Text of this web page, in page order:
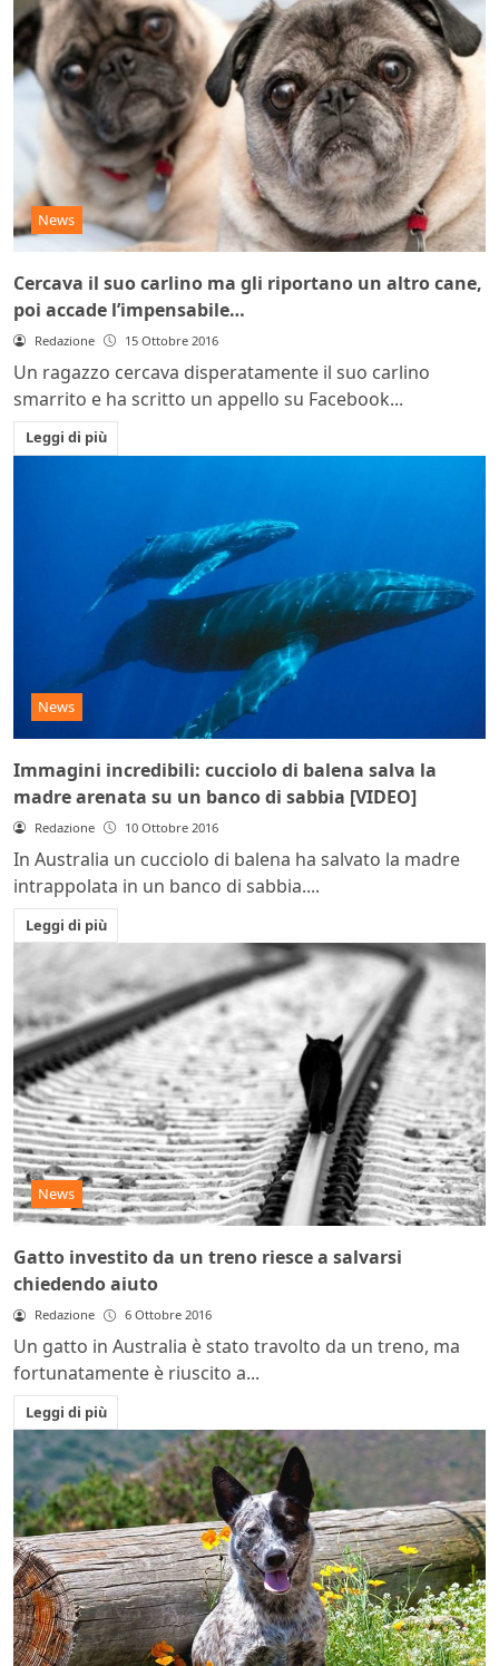
News
Cercava il suo carlino ma gli riportano un altro cane,
poi accade l’impensabile…
Redazione 15 Ottobre 2016
Un ragazzo cercava disperatamente il suo carlino
smarrito e ha scritto un appello su Facebook...
Leggi di più
News
Immagini incredibili: cucciolo di balena salva la
madre arenata su un banco di sabbia [VIDEO]
Redazione 10 Ottobre 2016
In Australia un cucciolo di balena ha salvato la madre
intrappolata in un banco di sabbia....
Leggi di più
News
Gatto investito da un treno riesce a salvarsi
chiedendo aiuto
Redazione 6 Ottobre 2016
Un gatto in Australia è stato travolto da un treno, ma
fortunatamente è riuscito a...
Leggi di più